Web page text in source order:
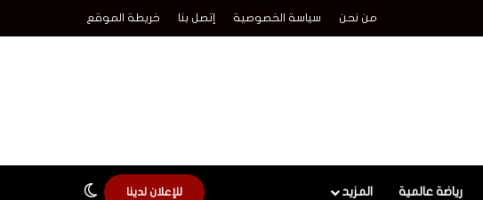
من نحن سياسة الخصوصية إتصل بنا خريطة الموقع
رياضة عالمية المزيد للإعلان لدينا الوضع المظلم